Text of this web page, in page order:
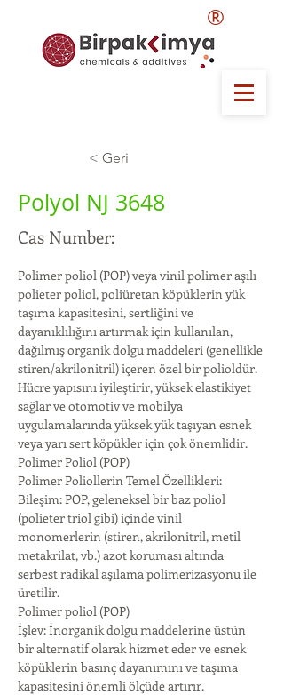
®
< Geri
Polyol NJ 3648
Cas Number:
Polimer poliol (POP) veya vinil polimer aşılı
polieter poliol, poliüretan köpüklerin yük
taşıma kapasitesini, sertliğini ve
dayanıklılığını artırmak için kullanılan,
dağılmış organik dolgu maddeleri (genellikle
stiren/akrilonitril) içeren özel bir polioldür.
Hücre yapısını iyileştirir, yüksek elastikiyet
sağlar ve otomotiv ve mobilya
uygulamalarında yüksek yük taşıyan esnek
veya yarı sert köpükler için çok önemlidir.
Polimer Poliol (POP)
Polimer Poliollerin Temel Özellikleri:
Bileşim: POP, geleneksel bir baz poliol
(polieter triol gibi) içinde vinil
monomerlerin (stiren, akrilonitril, metil
metakrilat, vb.) azot koruması altında
serbest radikal aşılama polimerizasyonu ile
üretilir.
Polimer poliol (POP)
İşlev: İnorganik dolgu maddelerine üstün
bir alternatif olarak hizmet eder ve esnek
köpüklerin basınç dayanımını ve taşıma
kapasitesini önemli ölçüde artırır.